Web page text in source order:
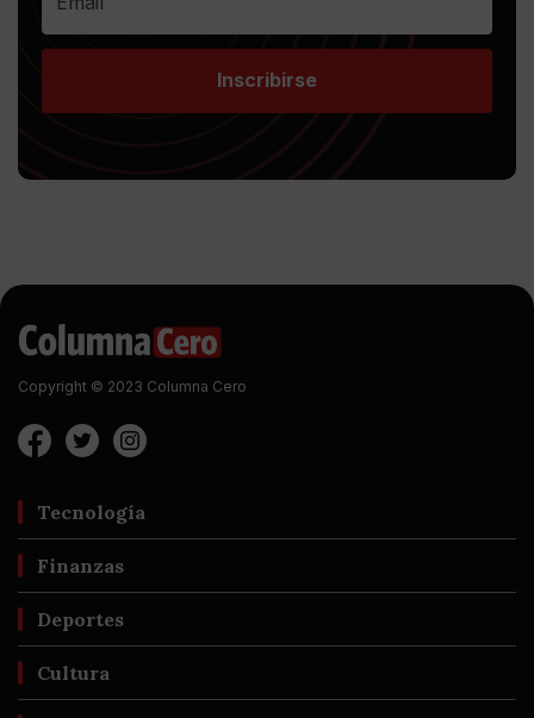
Inscribirse
Copyright © 2023 Columna Cero
Tecnología
Finanzas
Deportes
Cultura